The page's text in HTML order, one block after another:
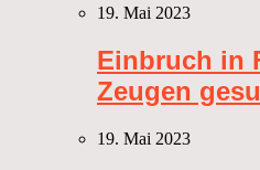
19. Mai 2023
Einbruch in
Zeugen
19. Mai 2023